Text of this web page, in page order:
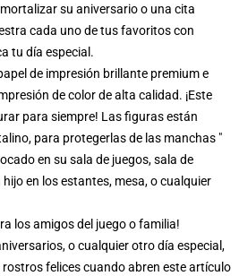
su aniversario o una cita
cada uno de tus favoritos con
tu día especial.
de impresión brillante premium e
de color de alta calidad. ¡Este
para siempre! Las figuras están
para protegerlas de las manchas "
en su sala de juegos, sala de
en los estantes, mesa, o cualquier
los amigos del juego o familia!
o cualquier otro día especial,
felices cuando abren este artículo